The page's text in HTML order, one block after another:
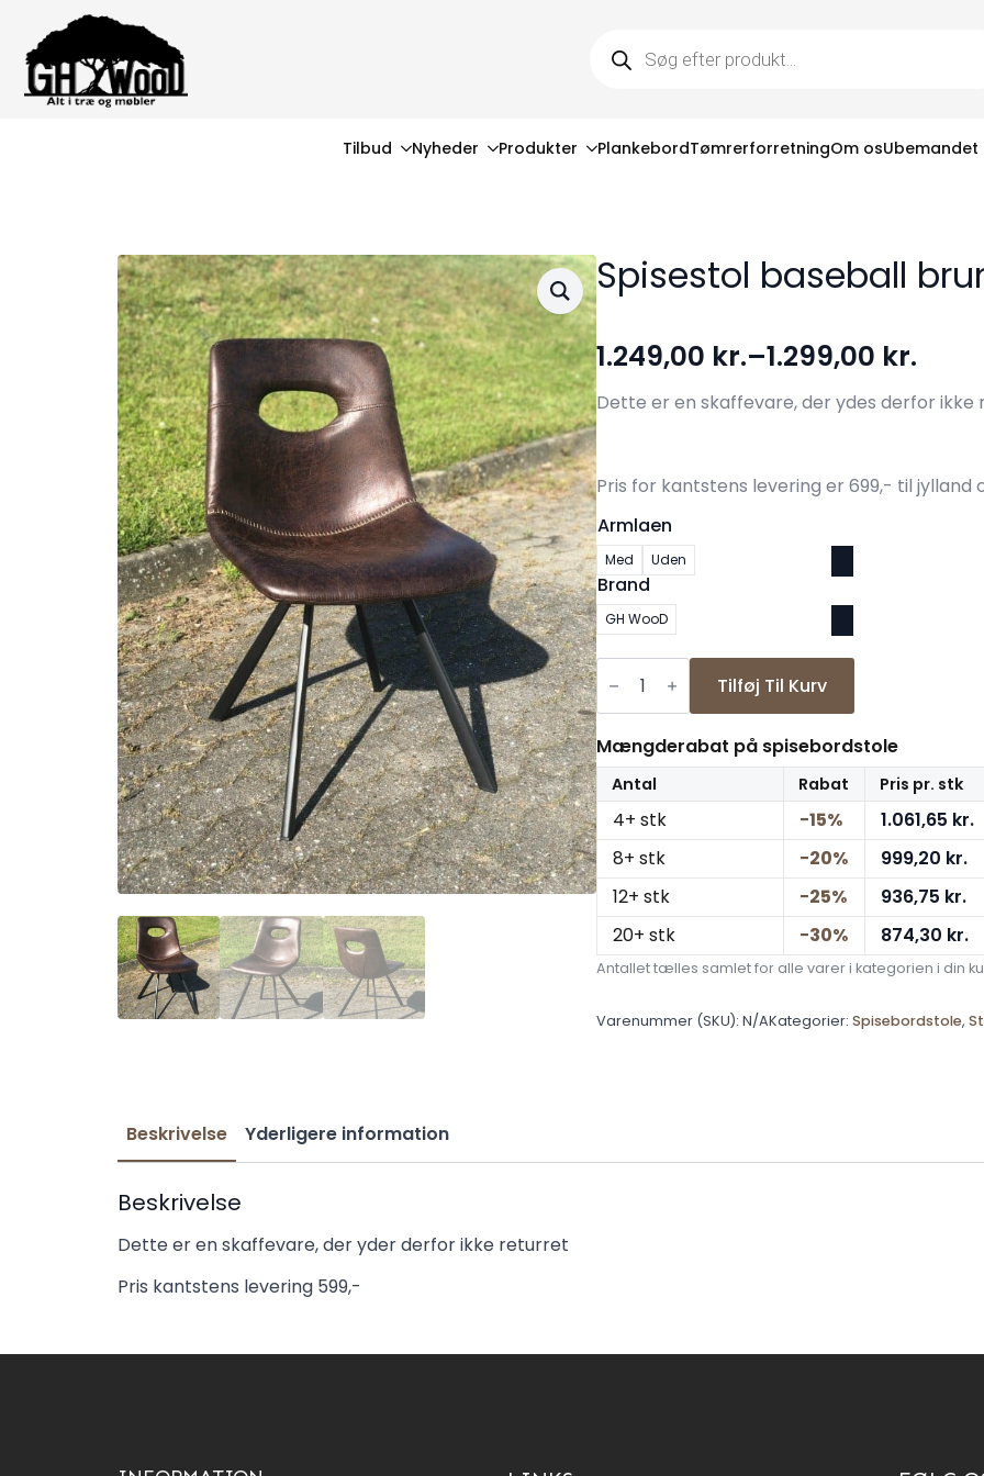
search
Tilbud Nyheder Produkter PlankebordTømrerforretningOm os
Spisestol baseball
1.249,00 kr.–1.299,00 kr.
Prisinterval:
1.249,00 kr.
til
1.299,00 kr.
Dette er en skaffevare, der ydes derfor
Pris for kantstens levering er 699,- til jylland
Armlaen
Med Uden
Brand
GH WooD
Spisestol
baseball
brun
microfiber
antal
Tilføj Til Kurv
Mængderabat på spisebordstole
Antal Rabat Pris pr. stk
4+ stk −15% 1.061,65 kr.
8+ stk
−20% 999,20 kr.
12+ stk
−25% 936,75 kr.
20+ stk
−30% 874,30 kr.
Antallet tælles samlet for alle varer i kategorien i din
Varenummer (SKU): N/AKategorier: Spisebordstole,
Beskrivelse Yderligere information
Beskrivelse
Dette er en skaffevare, der yder derfor ikke returret
Pris kantstens levering 599,-